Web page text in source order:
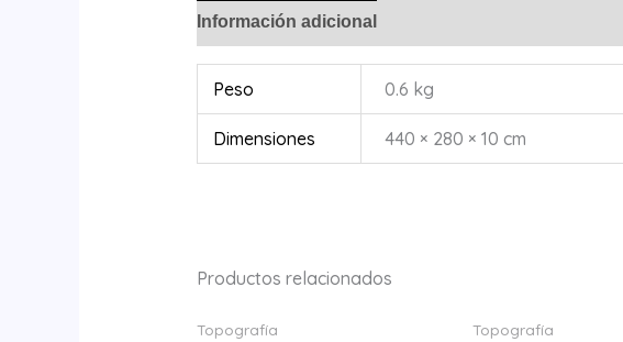
Información adicional
Peso 0.6 kg
Dimensiones 440 × 280 × 10 cm
Productos relacionados
Topografía Topografía